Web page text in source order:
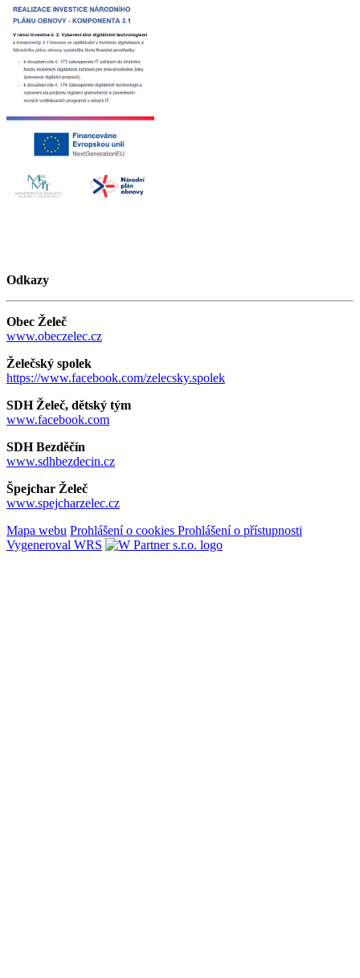
Odkazy
Obec Želeč
www.obeczelec.cz
Želečský spolek
https://www.facebook.com/zelecsky.spolek
SDH Želeč, dětský tým
www.facebook.com
SDH Bezděčín
www.sdhbezdecin.cz
Špejchar Želeč
www.spejcharzelec.cz
Mapa webu Prohlášení o cookies Prohlášení o přístupnosti
Vygeneroval WRS